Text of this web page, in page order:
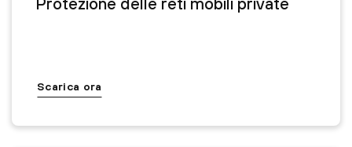
Scarica ora